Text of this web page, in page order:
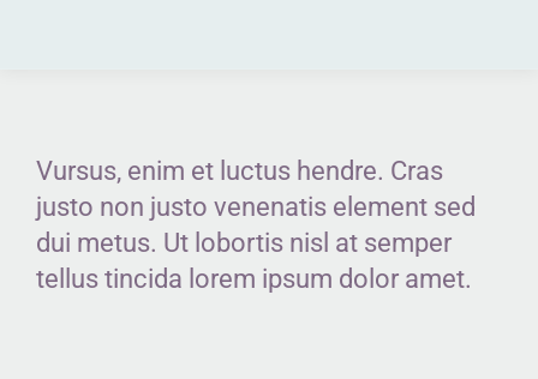
Vursus, enim et luctus hendre. Cras
justo non justo venenatis element sed
dui metus. Ut lobortis nisl at semper
tellus tincida lorem ipsum dolor amet.